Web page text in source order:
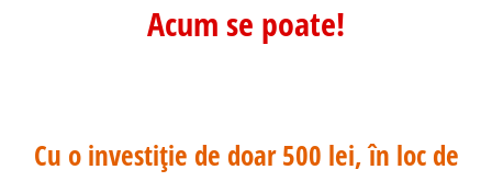
Acum se poate!
Cu o investiție de doar 500 lei, în loc de